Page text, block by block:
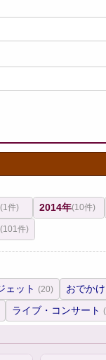
(1件) 2014年(10件)
(101件)
ェット (20) おでか
ライブ・コンサート